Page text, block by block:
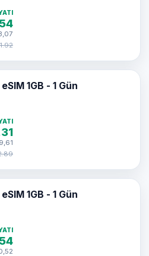
1GB - 1 Gün
1GB - 1 Gün